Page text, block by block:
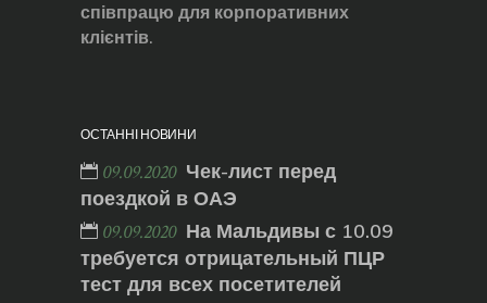
співпрацю для корпоративних
клієнтів.
ОСТАННІ НОВИНИ
09.09.2020 Чек-лист перед
поездкой в ОАЭ
09.09.2020 На Мальдивы с 10.09
требуется отрицательный ПЦР
тест для всех посетителей